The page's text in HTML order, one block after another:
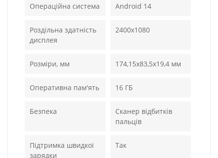
Операційна система Android 14
Роздільна здатність
дисплея
2400x1080
Розміри, мм 174,15х83,5х19,4 мм
Оперативна пам'ять 16 ГБ
Безпека
Сканер відбитків
пальців
Підтримка швидкої
зарядки
Так